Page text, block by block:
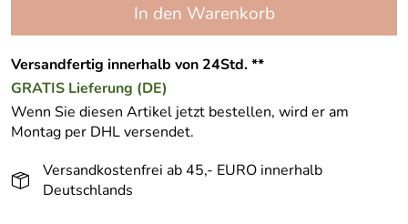
In den Warenkorb
Versandfertig innerhalb von 24Std. **
GRATIS Lieferung (DE)
Wenn Sie diesen Artikel jetzt bestellen, wird er am
Montag per DHL versendet.
Versandkostenfrei ab 45,- EURO innerhalb
Deutschlands